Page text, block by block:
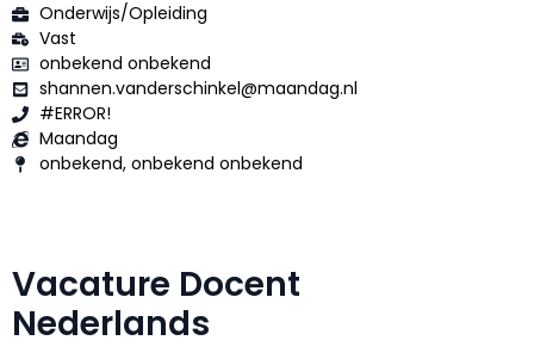
Onderwijs/Opleiding
Vast
onbekend onbekend
shannen.vanderschinkel@maandag.nl
#ERROR!
Maandag
onbekend, onbekend onbekend
Vacature Docent
Nederlands